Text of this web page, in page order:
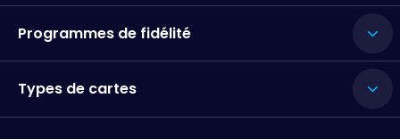
Programmes de fidélité
Types de cartes